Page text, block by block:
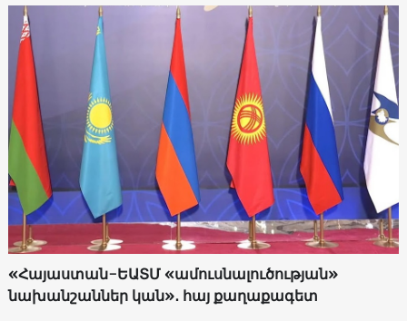
«Հայաստան-ԵԱՏՄ «ամուսնալուծության»
նախանշաններ կան»․ հայ քաղաքագետ